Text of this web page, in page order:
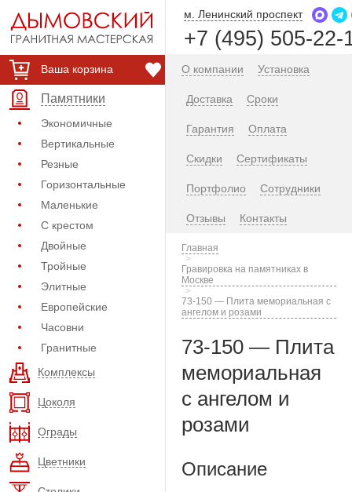
Ваша корзина
Памятники
Экономичные
Вертикальные
Резные
Горизонтальные
Маленькие
С крестом
Двойные
Тройные
Элитные
Европейские
Часовни
Гранитные
Комплексы
Цоколя
Ограды
Цветники
м. Ленинский проспект
+7 (495) 505-22-
О компании Установка
Доставка Сроки
Гарантия Оплата
Скидки Сертификаты
Портфолио Сотрудники
Отзывы Контакты
Главная
Гравировка на памятниках в
Москве
73-150 — Плита мемориальная с
ангелом и розами
73-150 — Плита
мемориальная
с ангелом и
розами
Описание